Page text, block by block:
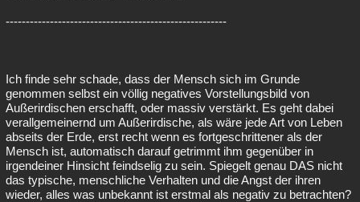
-------------------------------------------------------
Ich finde sehr schade, dass der Mensch sich im Grunde
genommen selbst ein völlig negatives Vorstellungsbild von
Außerirdischen erschafft, oder massiv verstärkt. Es geht dabei
verallgemeinernd um Außerirdische, als wäre jede Art von Leben
abseits der Erde, erst recht wenn es fortgeschrittener als der
Mensch ist, automatisch darauf getrimmt ihm gegenüber in
irgendeiner Hinsicht feindselig zu sein. Spiegelt genau DAS nicht
das typische, menschliche Verhalten und die Angst der ihren
wieder, alles was unbekannt ist erstmal als negativ zu betrachten?